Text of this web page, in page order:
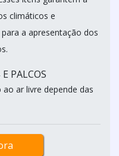
climáticos e
a apresentação dos
PALCOS
ar livre depende das